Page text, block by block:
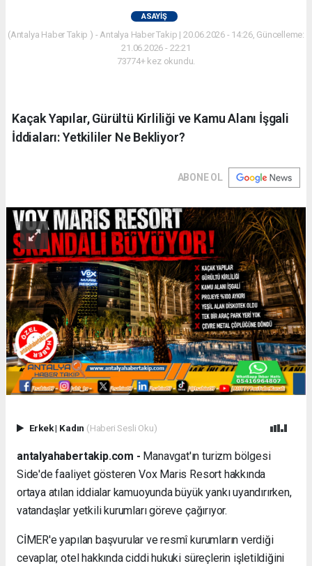
ASAYIŞ
(Antalya Haber Takip ) - Antalya Haber Takip | 20.06.2026 - 14:26, Güncelleme:
21.06.2026 - 22:21
73774+ kez okundu.
Kaçak Yapılar, Gürültü Kirliliği ve Kamu Alanı İşgali
İddiaları: Yetkililer Ne Bekliyor?
ABONE OL
Erkek| Kadın (Haberi Sesli Oku)
antalyahabertakip.com - Manavgat'ın turizm bölgesi
Side'de faaliyet gösteren Vox Maris Resort hakkında
ortaya atılan iddialar kamuoyunda büyük yankı uyandırırken,
vatandaşlar yetkili kurumları göreve çağırıyor.
CİMER'e yapılan başvurular ve resmî kurumların verdiği
cevaplar, otel hakkında ciddi hukuki süreçlerin işletildiğini